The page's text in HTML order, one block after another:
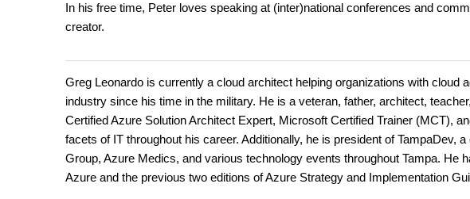
In his free time, Peter loves speaking at (inter)national conferences and
creator.
Greg Leonardo is currently a cloud architect helping organizations with cloud
industry since his time in the military. He is a veteran, father, architect,
Certified Azure Solution Architect Expert, Microsoft Certified Trainer (MCT),
facets of IT throughout his career. Additionally, he is president of TampaDev,
Group, Azure Medics, and various technology events throughout Tampa. He
Azure and the previous two editions of Azure Strategy and Implementation